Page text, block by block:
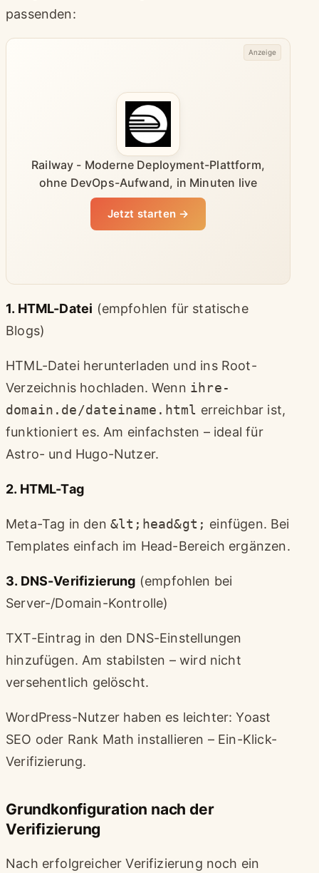
passenden:
Railway - Moderne Deployment-Plattform,
ohne DevOps-Aufwand, in Minuten live
Jetzt starten →
Anzeige
1. HTML-Datei (empfohlen für statische
Blogs)
HTML-Datei herunterladen und ins Root-
Verzeichnis hochladen. Wenn ihre-
domain.de/dateiname.html erreichbar ist,
funktioniert es. Am einfachsten – ideal für
Astro- und Hugo-Nutzer.
2. HTML-Tag
Meta-Tag in den &lt;head&gt; einfügen. Bei
Templates einfach im Head-Bereich ergänzen.
3. DNS-Verifizierung (empfohlen bei
Server-/Domain-Kontrolle)
TXT-Eintrag in den DNS-Einstellungen
hinzufügen. Am stabilsten – wird nicht
versehentlich gelöscht.
WordPress-Nutzer haben es leichter: Yoast
SEO oder Rank Math installieren – Ein-Klick-
Verifizierung.
Grundkonfiguration nach der
Verifizierung
Nach erfolgreicher Verifizierung noch ein